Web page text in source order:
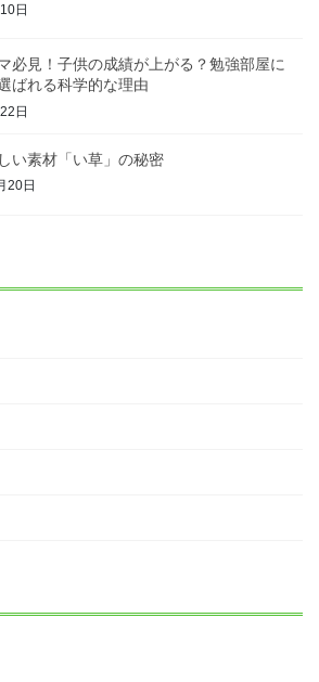
日
必見！子供の成績が上がる？勉強部屋に
ばれる科学的な理由
日
い素材「い草」の秘密
20日